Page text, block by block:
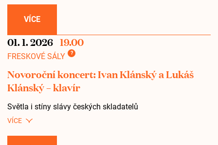
VÍCE
01. 1. 2026 19.00
FRESKOVÉ SÁLY ?
Novoroční koncert: Ivan Klánský a Lukáš
Klánský – klavír
Světla i stíny slávy českých skladatelů